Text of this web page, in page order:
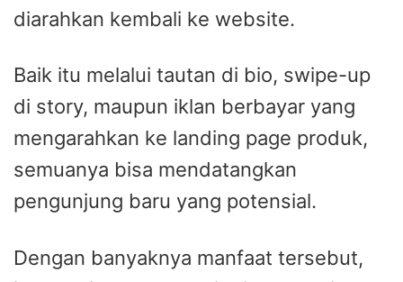
diarahkan kembali ke website.
Baik itu melalui tautan di bio, swipe-up
di story, maupun iklan berbayar yang
mengarahkan ke landing page produk,
semuanya bisa mendatangkan
pengunjung baru yang potensial.
Dengan banyaknya manfaat tersebut,